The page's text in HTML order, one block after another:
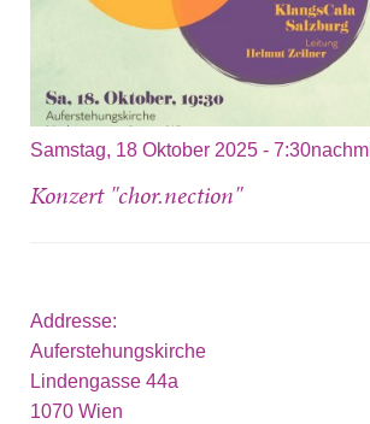
Samstag, 18 Oktober 2025 -
Konzert "chor.nection"
Addresse:
Auferstehungskirche
Lindengasse 44a
1070 Wien